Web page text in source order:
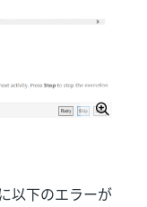
以下のエラーが